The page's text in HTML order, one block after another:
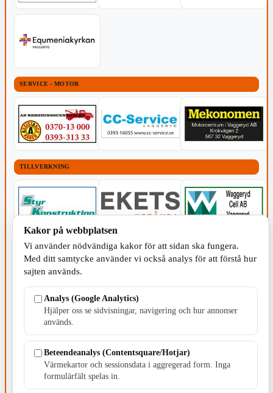
SERVICE - MOTOR
TILLVERKNING
FÖRENINGAR - POLITIK
POLITISKT INNEHÅLL
Kakor på webbplatsen
Vi använder nödvändiga kakor för att sidan ska fungera.
Med ditt samtycke använder vi också analys för att förstå hur
sajten används.
Analys (Google Analytics)
Hjälper oss se sidvisningar, navigering och hur annonser
används.
Beteendeanalys (Contentsquare/Hotjar)
Värmekartor och sessionsdata i aggregerad form. Inga
formulärfält spelas in.